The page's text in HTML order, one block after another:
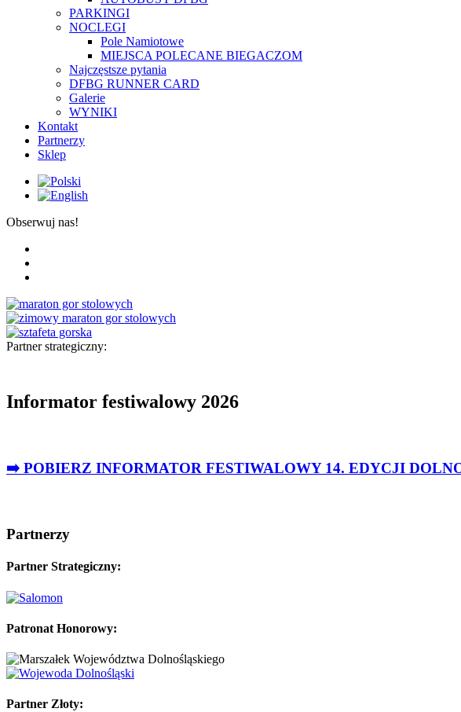
PARKINGI
NOCLEGI
Pole Namiotowe
MIEJSCA POLECANE BIEGACZOM
Najczęstsze pytania
DFBG RUNNER CARD
Galerie
WYNIKI
Kontakt
Partnerzy
Sklep
Obserwuj nas!
Partner strategiczny:
Informator festiwalowy 2026
➡️ POBIERZ INFORMATOR FESTIWALOWY 14. EDYCJI
Partnerzy
Partner Strategiczny:
Patronat Honorowy:
Partner Złoty: